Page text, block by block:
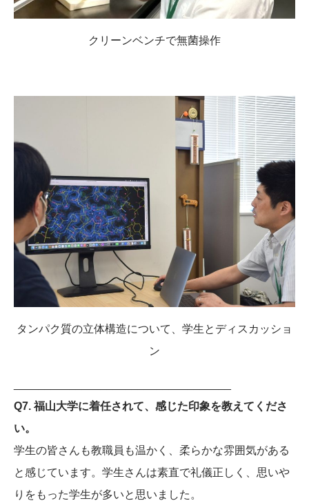
クリーンベンチで無菌操作
タンパク質の立体構造について、学生とディスカッショ
ン
Q7. 福山大学に着任されて、感じた印象を教えてくださ
い。
学生の皆さんも教職員も温かく、柔らかな雰囲気がある
と感じています。学生さんは素直で礼儀正しく、思いや
りをもった学生が多いと思いました。